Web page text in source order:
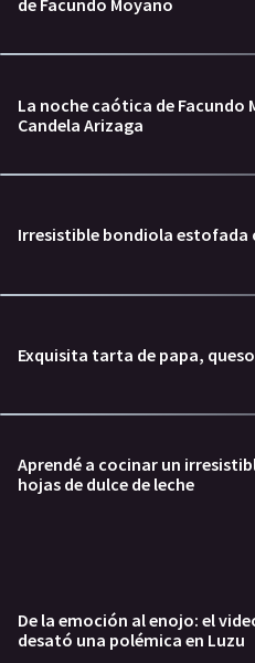
de Facundo Moyano
La noche caótica de Facundo
Candela Arizaga
Irresistible bondiola estofada
Exquisita tarta de papa,
Aprendé a cocinar un
hojas de dulce de leche
De la emoción al enojo: el
desató una polémica en Luzu